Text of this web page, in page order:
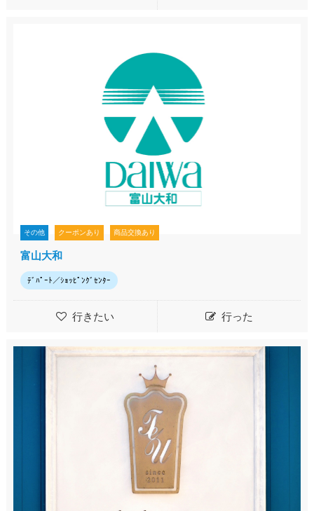
その他 クーポンあり 商品交換あり
富山大和
ﾃﾞﾊﾟｰﾄ／ｼｮｯﾋﾟﾝｸﾞｾﾝﾀｰ
行きたい 行った